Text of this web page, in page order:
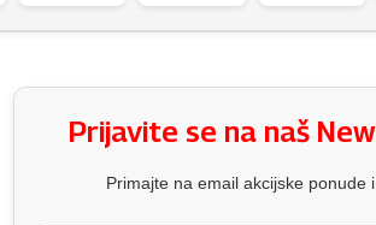
Prijavite se na naš
Primajte na email akcijske ponude